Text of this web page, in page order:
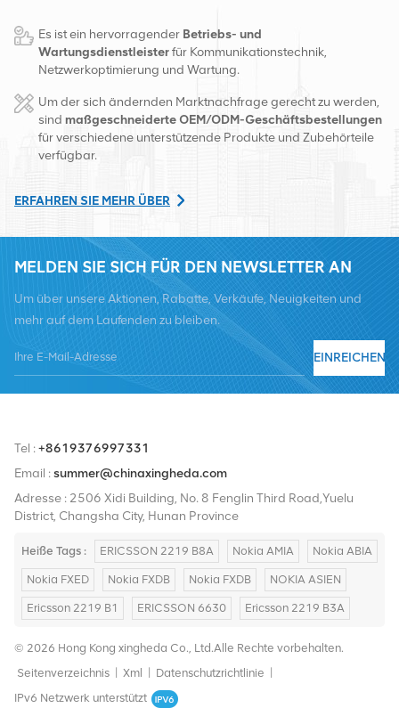
das Unternehmen über zwei intelligente Lager und
Fabrikvertriebszentren in Changsha und Hongkong. Im Jahr
Changsha, China. Mit Sitz in China betreiben wir internationale
Geschäfte in Südostasien, Europa, den Vereinigten Staaten,
regional führende Telekommunikationsbetreiber mit
wie Übertragung, Stromversorgung, optischen Modulen, Kabel,
Klemmen und unterstützende Hilfsmaterialien. Zu den
Dienstleistern zählen Nokia, Ericsson, Huawei, ZTE, Bell, Alcatel,
Nortel, Siemens und Lucent. Wir werden unseren internationalen
Marktanteil durch hochwertige Produkte, hochwertige
Dienstleistungen, angemessene Preise und pünktliche Lieferung
Es ist ein hervorragender Betriebs- und
Wartungsdienstleisterfür Kommunikationstechnik,
Netzwerkoptimierung und Wartung.
Um der sich ändernden Marktnachfrage gerecht zu werden,
sindmaßgeschneiderte OEM/ODM-Geschäftsbestellungen
für verschiedene unterstützende Produkte und Zubehörteile
verfügbar.
ERFAHREN SIE MEHR ÜBER
MELDEN SIE SICH FÜR DEN NEWSLETTER AN
Um über unsere Aktionen, Rabatte, Verkäufe, Neuigkeiten und
mehr auf dem Laufenden zu bleiben.
EINREICHEN
Tel :+8619376997331
Email :summer@chinaxingheda.com
Adresse : 2506 Xidi Building, No. 8 Fenglin Third Road,Yuelu
District, Changsha City, Hunan Province
Heiße Tags : ERICSSON 2219 B8A Nokia AMIA Nokia ABIA
Nokia FXED Nokia FXDB Nokia FXDB NOKIA ASIEN
Ericsson 2219 B1 ERICSSON 6630 Ericsson 2219 B3A
© 2026 Hong Kong xingheda Co., Ltd.Alle Rechte vorbehalten.
Seitenverzeichnis
Xml Datenschutzrichtlinie
IPv6 Netzwerk unterstützt